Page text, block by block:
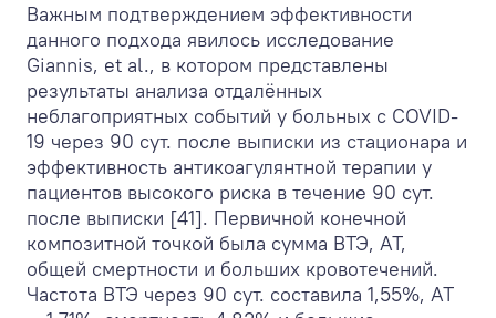
Важным подтверждением эффективности
данного подхода явилось исследование
Giannis, et al., в котором представлены
результаты анализа отдалённых
неблагоприятных событий у больных с COVID-
19 через 90 сут. после выписки из стационара и
эффективность антикоагулянтной терапии у
пациентов высокого риска в течение 90 сут.
после выписки [41]. Первичной конечной
композитной точкой была сумма ВТЭ, АТ,
общей смертности и больших кровотечений.
Частота ВТЭ через 90 сут. составила 1,55%, АТ